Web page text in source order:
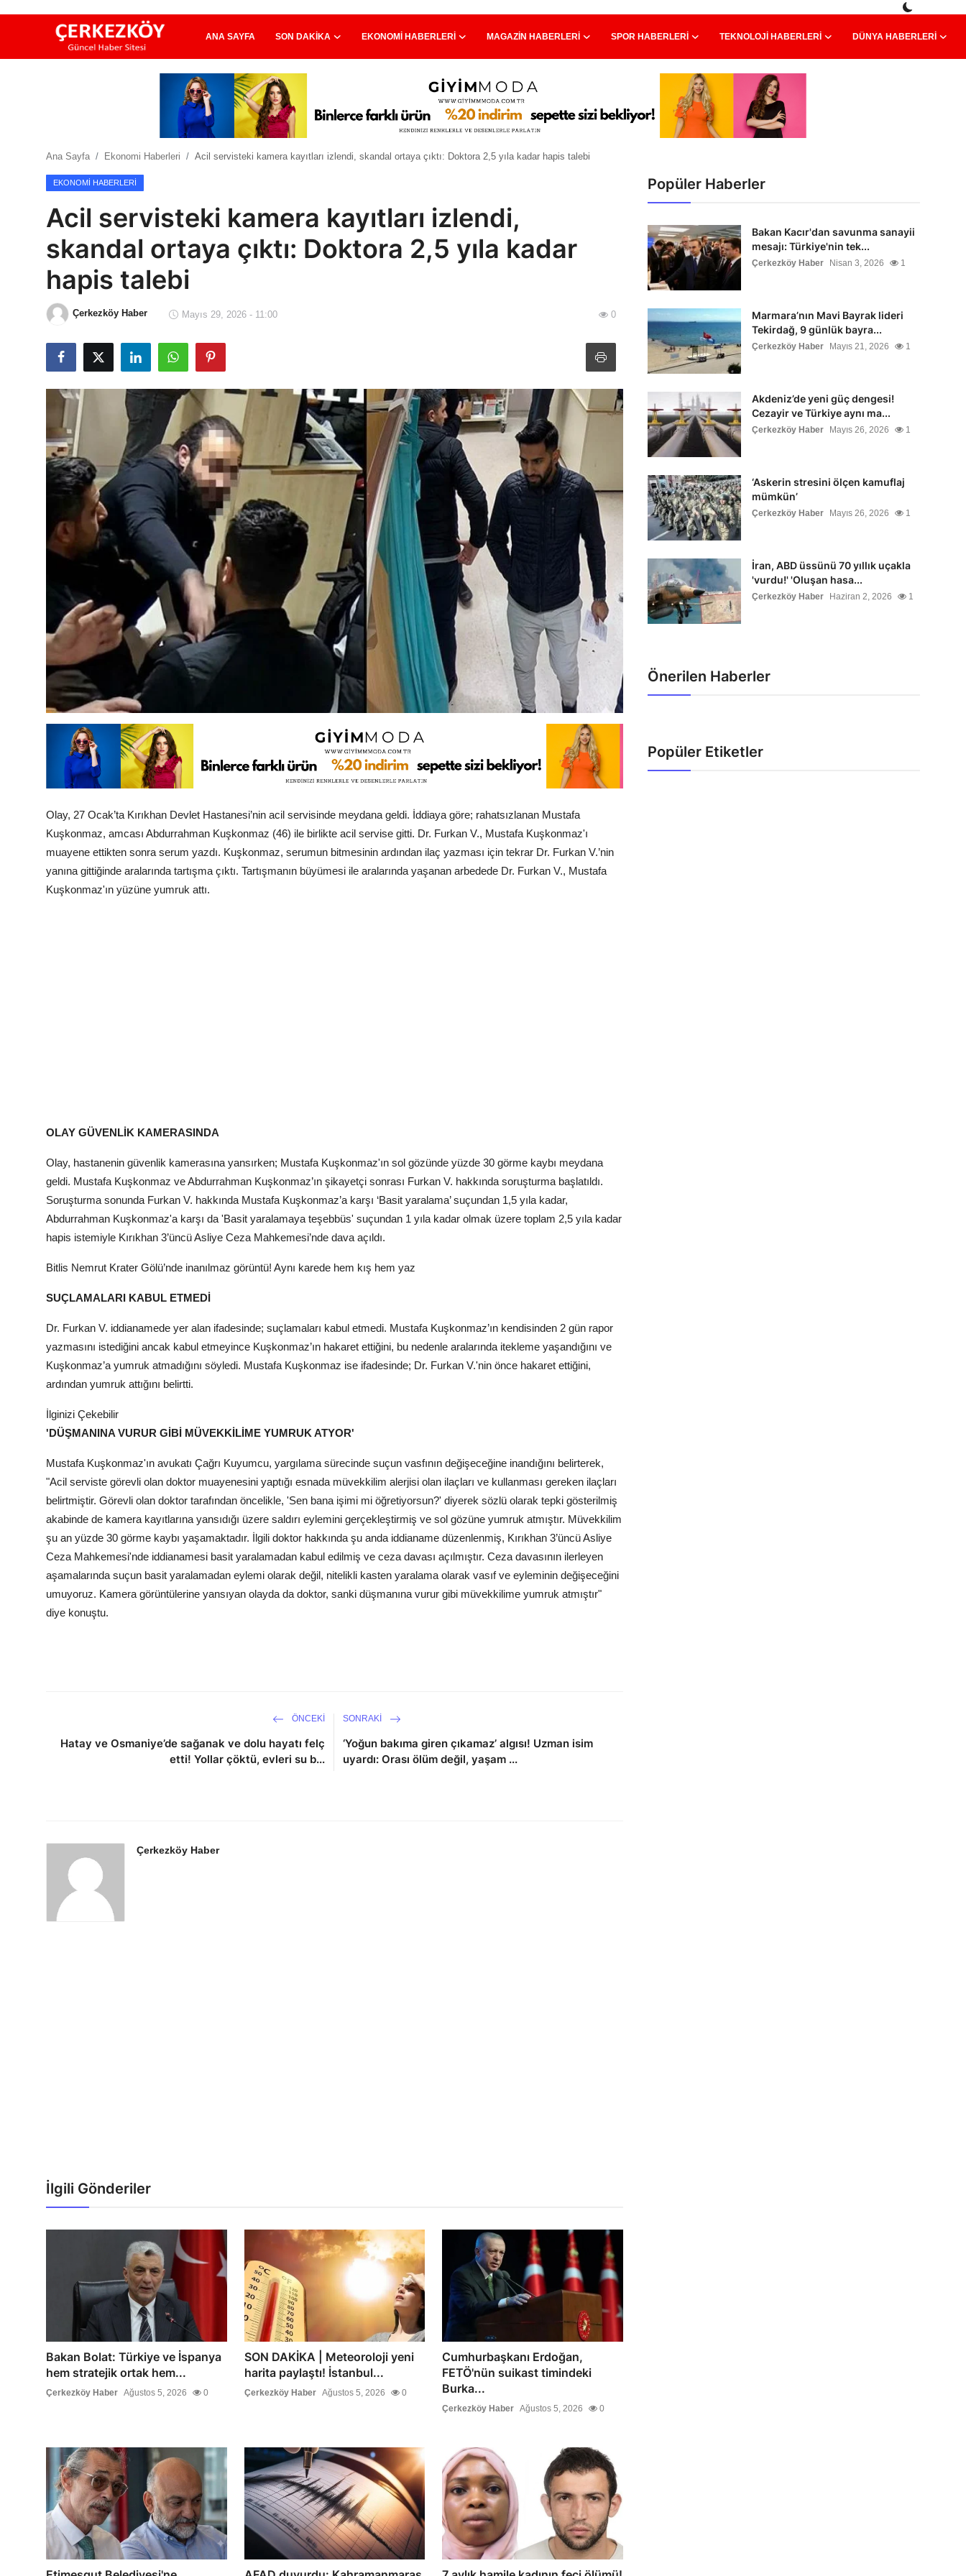
ANA SAYFA SON DAKIKA EKONOMI HABERLERI MAGAZIN HABERLERI SPOR HABERLERI TEKNOLOJI HABERLERI DÜNYA HABERLERI
Ekonomi Haberleri
Teknoloji Haberleri
Dünya Haberleri
Çerkezköy
Ana Sayfa Ekonomi Haberleri Acil servisteki kamera kayıtları izlendi, skandal ortaya çıktı: Doktora 2,5 yıla kadar hapis talebi
EKONOMI HABERLERI
Acil servisteki kamera kayıtları izlendi,
skandal ortaya çıktı: Doktora 2,5 yıla kadar
hapis talebi
Çerkezköy Haber Mayıs 29, 2026 - 11:00 0
Olay, 27 Ocak’ta Kırıkhan Devlet Hastanesi’nin acil servisinde meydana geldi. İddiaya göre; rahatsızlanan Mustafa
Kuşkonmaz, amcası Abdurrahman Kuşkonmaz (46) ile birlikte acil servise gitti. Dr. Furkan V., Mustafa Kuşkonmaz'ı
muayene ettikten sonra serum yazdı. Kuşkonmaz, serumun bitmesinin ardından ilaç yazması için tekrar Dr. Furkan V.’nin
yanına gittiğinde aralarında tartışma çıktı. Tartışmanın büyümesi ile aralarında yaşanan arbedede Dr. Furkan V., Mustafa
Kuşkonmaz'ın yüzüne yumruk attı.
OLAY GÜVENLİK KAMERASINDA
Olay, hastanenin güvenlik kamerasına yansırken; Mustafa Kuşkonmaz'ın sol gözünde yüzde 30 görme kaybı meydana
geldi. Mustafa Kuşkonmaz ve Abdurrahman Kuşkonmaz’ın şikayetçi sonrası Furkan V. hakkında soruşturma başlatıldı.
Soruşturma sonunda Furkan V. hakkında Mustafa Kuşkonmaz’a karşı ‘Basit yaralama’ suçundan 1,5 yıla kadar,
Abdurrahman Kuşkonmaz'a karşı da 'Basit yaralamaya teşebbüs' suçundan 1 yıla kadar olmak üzere toplam 2,5 yıla kadar
hapis istemiyle Kırıkhan 3’üncü Asliye Ceza Mahkemesi’nde dava açıldı.
Bitlis Nemrut Krater Gölü’nde inanılmaz görüntü! Aynı karede hem kış hem yaz
SUÇLAMALARI KABUL ETMEDİ
Dr. Furkan V. iddianamede yer alan ifadesinde; suçlamaları kabul etmedi. Mustafa Kuşkonmaz’ın kendisinden 2 gün rapor
yazmasını istediğini ancak kabul etmeyince Kuşkonmaz’ın hakaret ettiğini, bu nedenle aralarında itekleme yaşandığını ve
Kuşkonmaz’a yumruk atmadığını söyledi. Mustafa Kuşkonmaz ise ifadesinde; Dr. Furkan V.'nin önce hakaret ettiğini,
ardından yumruk attığını belirtti.
İlginizi Çekebilir
'DÜŞMANINA VURUR GİBİ MÜVEKKİLİME YUMRUK ATYOR'
Mustafa Kuşkonmaz'ın avukatı Çağrı Kuyumcu, yargılama sürecinde suçun vasfının değişeceğine inandığını belirterek,
"Acil serviste görevli olan doktor muayenesini yaptığı esnada müvekkilim alerjisi olan ilaçları ve kullanması gereken ilaçları
belirtmiştir. Görevli olan doktor tarafından öncelikle, 'Sen bana işimi mi öğretiyorsun?' diyerek sözlü olarak tepki gösterilmiş
akabinde de kamera kayıtlarına yansıdığı üzere saldırı eylemini gerçekleştirmiş ve sol gözüne yumruk atmıştır. Müvekkilim
şu an yüzde 30 görme kaybı yaşamaktadır. İlgili doktor hakkında şu anda iddianame düzenlenmiş, Kırıkhan 3’üncü Asliye
Ceza Mahkemesi'nde iddianamesi basit yaralamadan kabul edilmiş ve ceza davası açılmıştır. Ceza davasının ilerleyen
aşamalarında suçun basit yaralamadan eylemi olarak değil, nitelikli kasten yaralama olarak vasıf ve eyleminin değişeceğini
umuyoruz. Kamera görüntülerine yansıyan olayda da doktor, sanki düşmanına vurur gibi müvekkilime yumruk atmıştır"
diye konuştu.
ÖNCEKI
Hatay ve Osmaniye’de sağanak ve dolu hayatı felç
etti! Yollar çöktü, evleri su b...
SONRAKI
‘Yoğun bakıma giren çıkamaz’ algısı! Uzman isim
uyardı: Orası ölüm değil, yaşam ...
Çerkezköy Haber
İlgili Gönderiler
Bakan Bolat: Türkiye ve İspanya
hem stratejik ortak hem...
Çerkezköy Haber Ağustos 5, 2026 0
SON DAKİKA | Meteoroloji yeni
harita paylaştı! İstanbul...
Çerkezköy Haber Ağustos 5, 2026 0
Cumhurbaşkanı Erdoğan,
FETÖ'nün suikast timindeki
Burka...
Çerkezköy Haber Ağustos 5, 2026 0
Popüler Haberler
Bakan Kacır'dan savunma sanayii
mesajı: Türkiye'nin tek...
Çerkezköy Haber Nisan 3, 2026 1
Marmara’nın Mavi Bayrak lideri
Tekirdağ, 9 günlük bayra...
Çerkezköy Haber Mayıs 21, 2026 1
Akdeniz’de yeni güç dengesi!
Cezayir ve Türkiye aynı ma...
Çerkezköy Haber Mayıs 26, 2026 1
‘Askerin stresini ölçen kamuflaj
mümkün’
Çerkezköy Haber Mayıs 26, 2026 1
İran, ABD üssünü 70 yıllık uçakla
'vurdu!' 'Oluşan hasa...
Çerkezköy Haber Haziran 2, 2026 1
Önerilen Haberler
Popüler Etiketler